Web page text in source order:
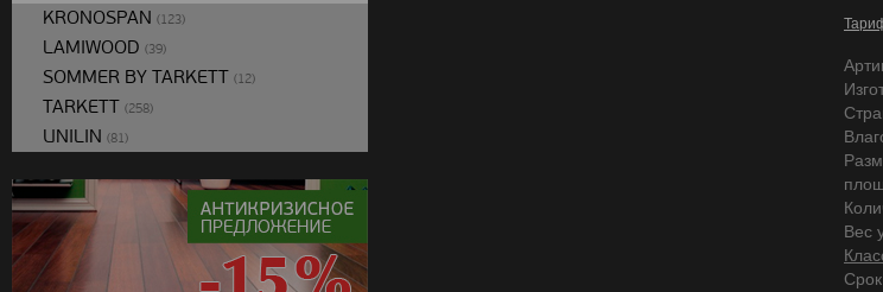
Вес
KRONOSPAN (123)
LAMIWOOD (39)
SOMMER BY TARKETT (12)
TARKETT (258)
UNILIN (81)